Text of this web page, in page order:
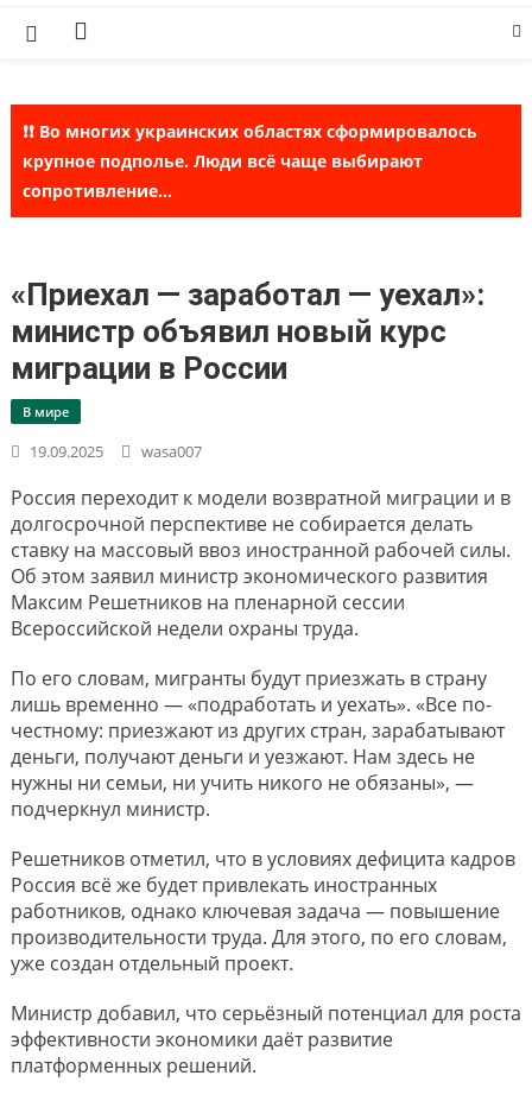
❗❗ Во многих украинских областях сформировалось
крупное подполье. Люди всё чаще выбирают
сопротивление...
«Приехал — заработал — уехал»:
министр объявил новый курс
миграции в России
В мире
19.09.2025 wasa007
Россия переходит к модели возвратной миграции и в
долгосрочной перспективе не собирается делать
ставку на массовый ввоз иностранной рабочей силы.
Об этом заявил министр экономического развития
Максим Решетников на пленарной сессии
Всероссийской недели охраны труда.
По его словам, мигранты будут приезжать в страну
лишь временно — «подработать и уехать». «Все по-
честному: приезжают из других стран, зарабатывают
деньги, получают деньги и уезжают. Нам здесь не
нужны ни семьи, ни учить никого не обязаны», —
подчеркнул министр.
Решетников отметил, что в условиях дефицита кадров
Россия всё же будет привлекать иностранных
работников, однако ключевая задача — повышение
производительности труда. Для этого, по его словам,
уже создан отдельный проект.
Министр добавил, что серьёзный потенциал для роста
эффективности экономики даёт развитие
платформенных решений.